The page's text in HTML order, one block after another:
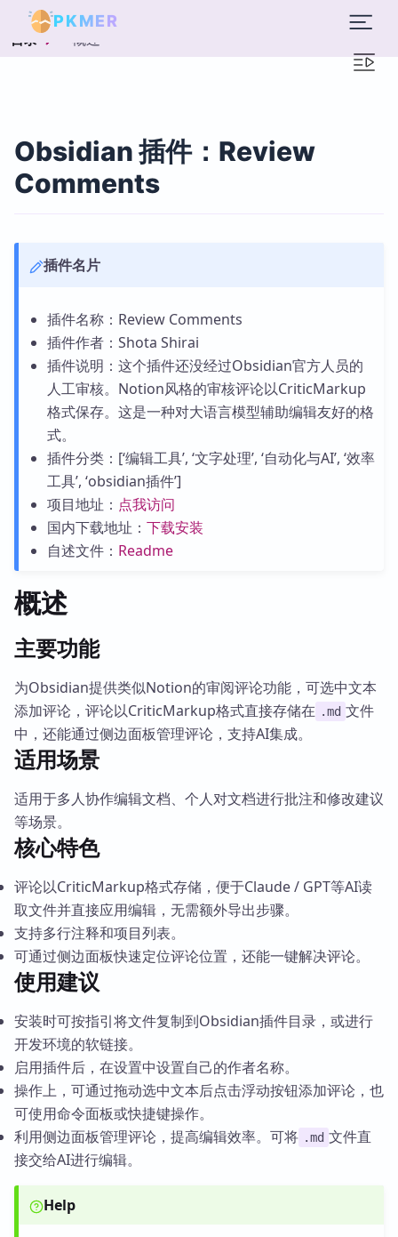
PKMER
目录 概述
Obsidian 插件：Review
Comments
插件名片
插件名称：Review Comments
插件作者：Shota Shirai
插件说明：这个插件还没经过Obsidian官方人员的
人工审核。Notion风格的审核评论以CriticMarkup
格式保存。这是一种对大语言模型辅助编辑友好的格
式。
插件分类：[‘编辑工具’, ‘文字处理’, ‘自动化与AI’, ‘效率
工具’, ‘obsidian插件’]
项目地址： 点我访问
国内下载地址： 下载安装
自述文件： Readme
概述
主要功能
为Obsidian提供类似Notion的审阅评论功能，可选中文本
添加评论，评论以CriticMarkup格式直接存储在 .md 文件
中，还能通过侧边面板管理评论，支持AI集成。
适用场景
适用于多人协作编辑文档、个人对文档进行批注和修改建议
等场景。
核心特色
评论以CriticMarkup格式存储，便于Claude / GPT等AI读
取文件并直接应用编辑，无需额外导出步骤。
支持多行注释和项目列表。
可通过侧边面板快速定位评论位置，还能一键解决评论。
使用建议
安装时可按指引将文件复制到Obsidian插件目录，或进行
开发环境的软链接。
启用插件后，在设置中设置自己的作者名称。
操作上，可通过拖动选中文本后点击浮动按钮添加评论，也
可使用命令面板或快捷键操作。
利用侧边面板管理评论，提高编辑效率。可将 .md 文件直
接交给AI进行编辑。
Help